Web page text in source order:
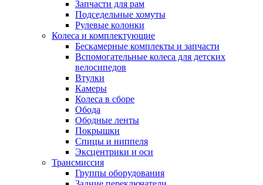
Запчасти для рам
Подседельные хомуты
Рулевые колонки
Колеса и комплектующие
Бескамерные комплекты и запчасти
Вспомогательные колеса для детских
велосипедов
Втулки
Камеры
Колеса в сборе
Обода
Ободные ленты
Покрышки
Спицы и ниппеля
Эксцентрики и оси
Трансмиссия
Группы оборудования